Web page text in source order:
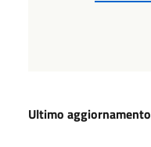
Ultimo aggiornamento